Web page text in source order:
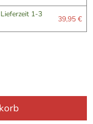
1-3
39,95 €